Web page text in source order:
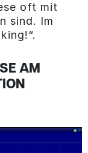
oft mit
sind. Im
AM